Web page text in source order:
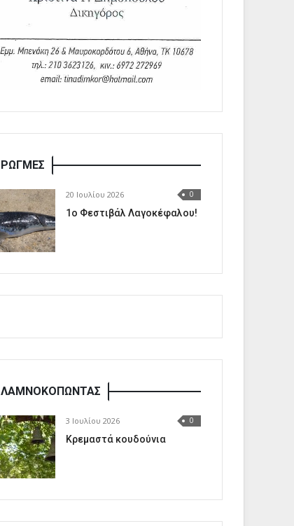
ΡΩΓΜΕΣ
20 Ιουλίου 2026 0
1o Φεστιβάλ Λαγοκέφαλου!
ΛΑΜΝΟΚΟΠΩΝΤΑΣ
3 Ιουλίου 2026 0
Κρεμαστά κουδούνια